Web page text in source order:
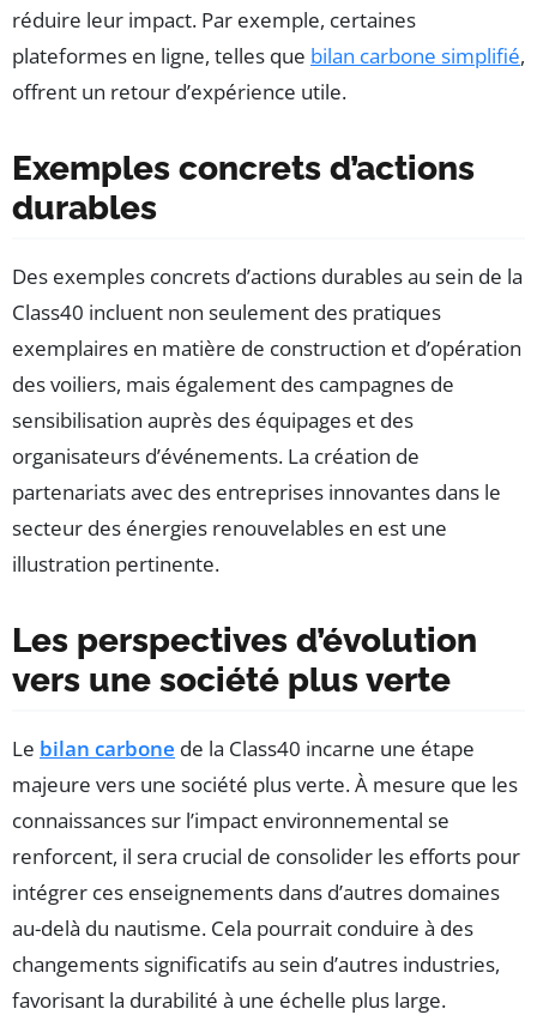
réduire leur impact. Par exemple, certaines
plateformes en ligne, telles que bilan carbone simplifié,
offrent un retour d’expérience utile.
Exemples concrets d’actions
durables
Des exemples concrets d’actions durables au sein de la
Class40 incluent non seulement des pratiques
exemplaires en matière de construction et d’opération
des voiliers, mais également des campagnes de
sensibilisation auprès des équipages et des
organisateurs d’événements. La création de
partenariats avec des entreprises innovantes dans le
secteur des énergies renouvelables en est une
illustration pertinente.
Les perspectives d’évolution
vers une société plus verte
Le bilan carbone de la Class40 incarne une étape
majeure vers une société plus verte. À mesure que les
connaissances sur l’impact environnemental se
renforcent, il sera crucial de consolider les efforts pour
intégrer ces enseignements dans d’autres domaines
au-delà du nautisme. Cela pourrait conduire à des
changements significatifs au sein d’autres industries,
favorisant la durabilité à une échelle plus large.